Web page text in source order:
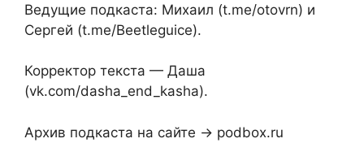
Ведущие подкаста: Михаил (t.me/otovrn) и
Сергей (t.me/Beetleguice).
Корректор текста — Даша
(vk.com/dasha_end_kasha).
Архив подкаста на сайте → podbox.ru